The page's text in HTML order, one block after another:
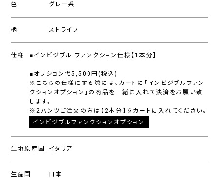
色 グレー系
柄 ストライプ
仕様 ■インビジブル ファンクション仕様【1本分】
■オプション代5,500円(税込)
※こちらの仕様にする際には、カートに「インビジブルファン
クションオプション」の商品を一緒に入れて決済をお願い致
します。
※2パンツご注文の方は【2本分】をカートに入れてください。
インビジブルファンクションオプション
生地原産国 イタリア
生産国 日本